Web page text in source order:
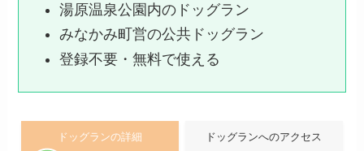
湯原温泉公園内のドッグラン
みなかみ町営の公共ドッグラン
登録不要・無料で使える
ドッグランの詳細 ドッグランへのアクセス